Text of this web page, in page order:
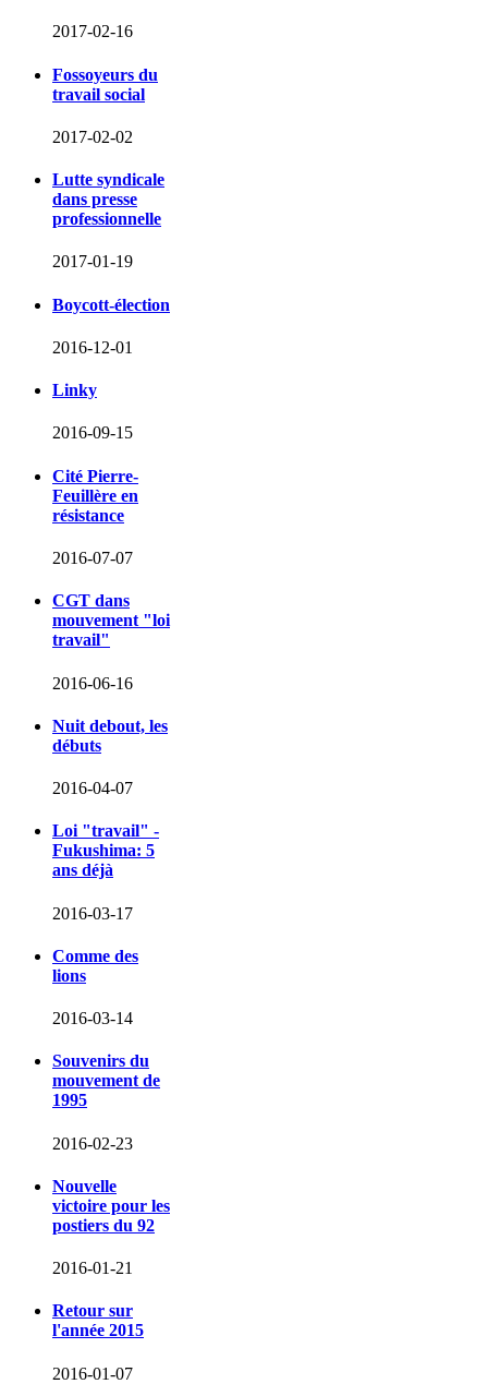
2017-02-16
Fossoyeurs du
travail social
2017-02-02
Lutte syndicale
dans presse
professionnelle
2017-01-19
Boycott-élection
2016-12-01
Linky
2016-09-15
Cité Pierre-
Feuillère en
résistance
2016-07-07
CGT dans
mouvement "loi
travail"
2016-06-16
Nuit debout, les
débuts
2016-04-07
Loi "travail" -
Fukushima: 5
ans déjà
2016-03-17
Comme des
lions
2016-03-14
Souvenirs du
mouvement de
1995
2016-02-23
Nouvelle
victoire pour les
postiers du 92
2016-01-21
Retour sur
l'année 2015
2016-01-07